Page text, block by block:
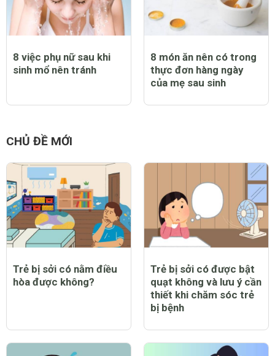
8 việc phụ nữ sau khi
sinh mổ nên tránh
8 món ăn nên có trong
thực đơn hàng ngày
của mẹ sau sinh
CHỦ ĐỀ MỚI
Trẻ bị sởi có nằm điều
hòa được không?
Trẻ bị sởi có được bật
quạt không và lưu ý cần
thiết khi chăm sóc trẻ
bị bệnh